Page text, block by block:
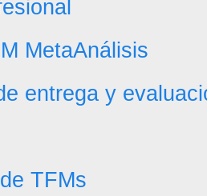
MetaAnálisis
entrega y
TFMs